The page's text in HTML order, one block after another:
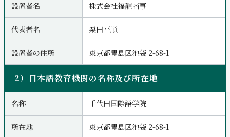
設置者名 株式会社福龍商事
代表者名 栗田平順
設置者の住所 東京都豊島区池袋 2-68-1
2）日本語教育機関の名称及び所在地
名称 千代田国際語学院
所在地 東京都豊島区池袋 2-68-1